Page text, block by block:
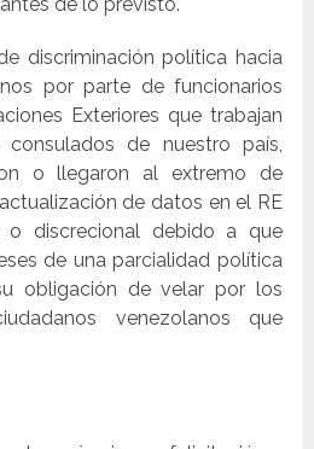
de lo previsto.
política hacia
por parte de funcionarios
Exteriores que trabajan
de nuestro país,
o llegaron al extremo de
de datos en el RE
o discrecional debido a que
de una parcialidad política
obligación de velar por los
venezolanos que